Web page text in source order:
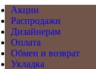
Акции
Распродажи
Дизайнерам
Оплата
Обмен и возврат
Укладка